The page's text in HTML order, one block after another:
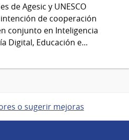
de Agesic y UNESCO
de cooperación
conjunto en Inteligencia
Digital, Educación e...
o sugerir mejoras